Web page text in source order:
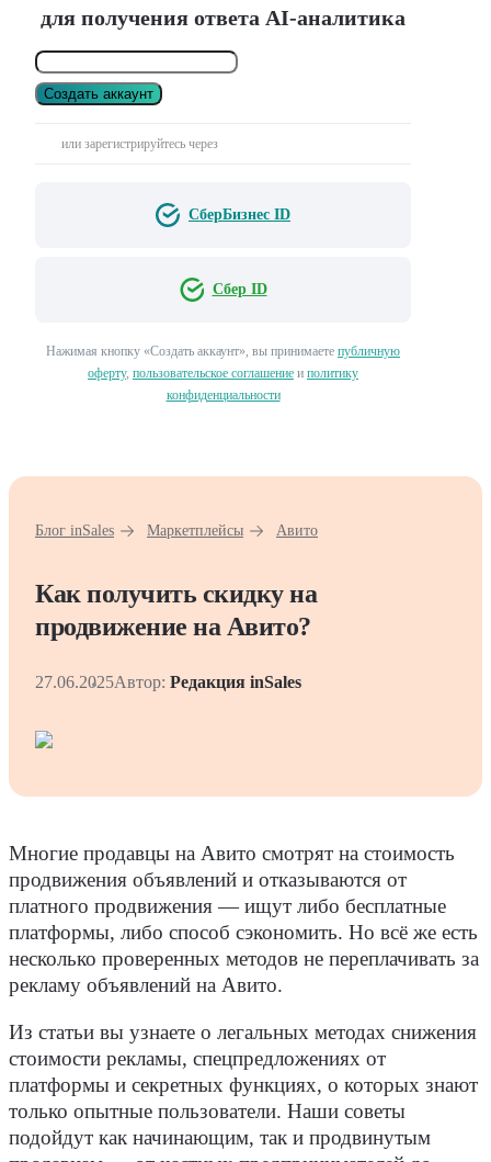
для получения ответа AI-аналитика
Создать аккаунт
или зарегистрируйтесь через
СберБизнес ID
Сбер ID
Нажимая кнопку «Создать аккаунт», вы принимаете публичную
оферту, пользовательское соглашение и политику
конфиденциальности
Блог inSales Маркетплейсы Авито
Как получить скидку на
продвижение на Авито?
27.06.2025Автор: Редакция inSales
Многие продавцы на Авито смотрят на стоимость
продвижения объявлений и отказываются от
платного продвижения — ищут либо бесплатные
платформы, либо способ сэкономить. Но всё же есть
несколько проверенных методов не переплачивать за
рекламу объявлений на Авито.
Из статьи вы узнаете о легальных методах снижения
стоимости рекламы, спецпредложениях от
платформы и секретных функциях, о которых знают
только опытные пользователи. Наши советы
подойдут как начинающим, так и продвинутым